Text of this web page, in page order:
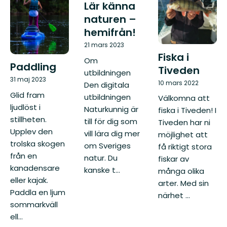
Paddling
31 maj 2023
Glid fram
ljudlöst i
stillheten.
Upplev den
trolska skogen
från en
kanadensare
eller kajak.
Paddla en ljum
sommarkväll
ell...
Lär känna
naturen –
hemifrån!
21 mars 2023
Om
utbildningen
Den digitala
utbildningen
Naturkunnig är
till för dig som
vill lära dig mer
om Sveriges
natur. Du
kanske t...
Fiska i
Tiveden
10 mars 2022
Välkomna att
fiska i Tiveden! I
Tiveden har ni
möjlighet att
få riktigt stora
fiskar av
många olika
arter. Med sin
närhet ...